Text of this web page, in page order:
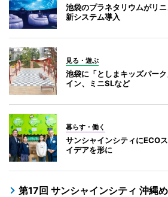
池袋のプラネタリウムがリ
新システム導入
見る・遊ぶ
池袋に「としまキッズパー
イン、ミニSLなど
暮らす・働く
サンシャインシティにECO
イデアを形に
第17回 サンシャインシティ 沖縄